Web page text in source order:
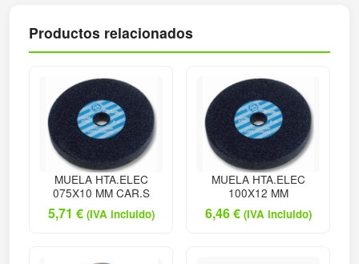
Productos relacionados
MUELA HTA.ELEC
075X10 MM CAR.S
5,71 € (IVA incluido)
MUELA HTA.ELEC
100X12 MM
6,46€ (IVA incluido)